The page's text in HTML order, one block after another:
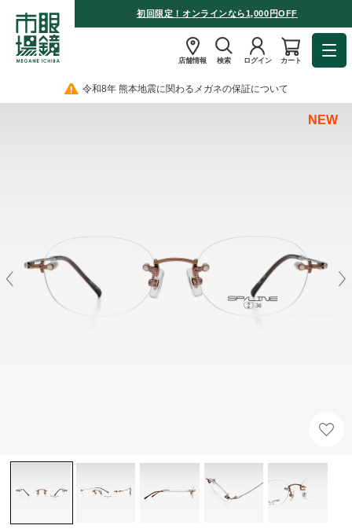
初回限定！オンラインなら1,000円OFF
店舗情報 検索 ログイン カート
令和8年 熊本地震に関わるメガネの保証について
NEW